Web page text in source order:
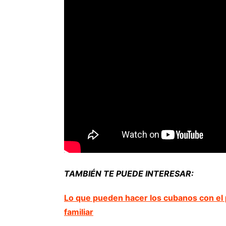
TAMBIÉN TE PUEDE INTERESAR:
Lo que pueden hacer los cubanos con
familiar